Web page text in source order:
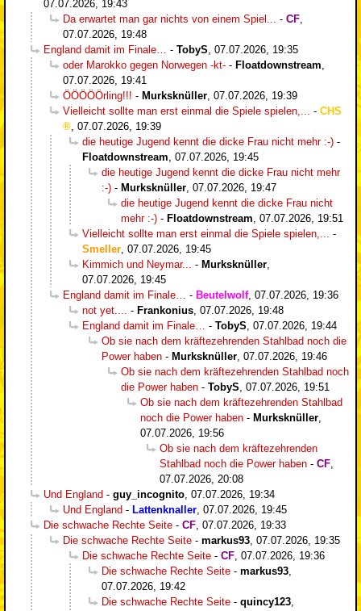
07.07.2026, 19:43
Da erwartet man gar nichts von einem Spiel...
- CF
07.07.2026, 19:48
England damit im Finale…
- TobyS 07.07.2026, 19:35
oder Marokko gegen Norwegen -kt- - Floatdownstream
07.07.2026, 19:41
ÖÖÖÖÖrling!!! - Murksknüller 07.07.2026, 19:39
Vielleicht sollte man erst einmal die Spiele spielen,...
- CHS
07.07.2026, 19:39
die heutige Jugend kennt die dicke Frau nicht mehr :-) -
Floatdownstream 07.07.2026, 19:45
die heutige Jugend kennt die dicke Frau nicht mehr
:-) - Murksknüller 07.07.2026, 19:47
die heutige Jugend kennt die dicke Frau nicht
mehr :-) - Floatdownstream 07.07.2026, 19:51
Vielleicht sollte man erst einmal die Spiele spielen,...
-
Smeller 07.07.2026, 19:45
Kimmich und Neymar...
- Murksknüller
07.07.2026, 19:45
England damit im Finale…
- Beutelwolf, 07.07.2026, 19:36
not yet....
- Frankonius 07.07.2026, 19:48
England damit im Finale…
- TobyS 07.07.2026, 19:44
Ob sie nach dem kräftezehrenden Stahlbad noch die
Power haben - Murksknüller 07.07.2026, 19:46
Ob sie nach dem kräftezehrenden Stahlbad noch
die Power haben - TobyS 07.07.2026, 19:51
Ob sie nach dem kräftezehrenden Stahlbad
noch die Power haben - Murksknüller
07.07.2026, 19:56
Ob sie nach dem kräftezehrenden
Stahlbad noch die Power haben - CF
07.07.2026, 20:08
Und England - guy_incognito 07.07.2026, 19:34
Und England - Lattenknaller 07.07.2026, 19:45
Die schwache Rechte Seite - CF 07.07.2026, 19:33
Die schwache Rechte Seite - markus93 07.07.2026, 19:35
Die schwache Rechte Seite - CF 07.07.2026, 19:36
Die schwache Rechte Seite - markus93
07.07.2026, 19:42
Die schwache Rechte Seite - quincy123